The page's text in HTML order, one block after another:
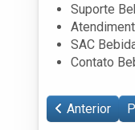
Suporte
SAC
Contato
Anterior